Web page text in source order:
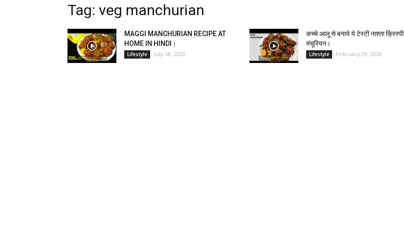
Tag: veg manchurian
MAGGI MANCHURIAN RECIPE AT
HOME IN HINDI।
Lifestyle July 18, 2020
कच्चे आलू से बनाये ये टेस्टी नाश्ता क्रिस्पी
मंचूरियन।
Lifestyle February 29, 2020